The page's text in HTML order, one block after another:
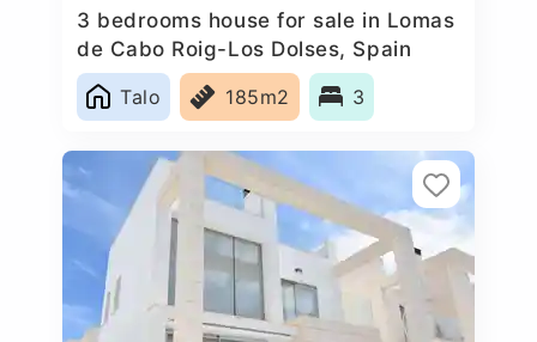
3 bedrooms house for sale in Lomas
de Cabo Roig-Los Dolses, Spain
Talo
185m2 3